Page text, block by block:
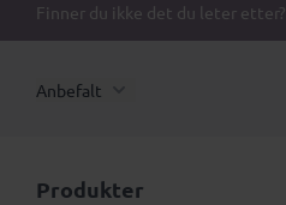
Finner du ikke det du leter etter?
Anbefalt
Produkter